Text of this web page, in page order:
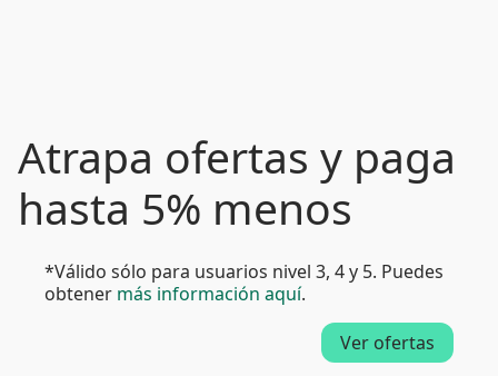
Atrapa ofertas y paga
hasta 5% menos
*Válido sólo para usuarios nivel 3, 4 y 5. Puedes
obtener más información aquí.
Ver ofertas